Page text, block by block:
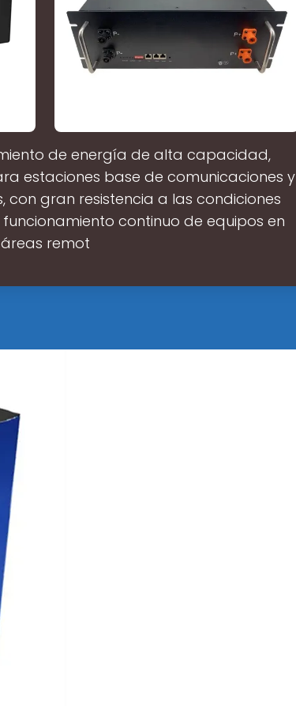
de energía de alta capacidad,
estaciones base de comunicaciones y
con gran resistencia a las condiciones
continuo de equipos en
áreas remot